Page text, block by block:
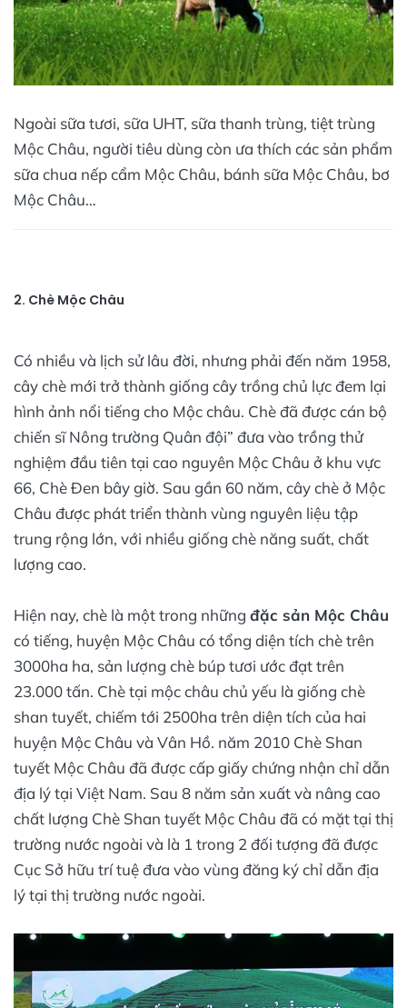
Ngoài sữa tươi, sữa UHT, sữa thanh trùng, tiệt trùng
Mộc Châu, người tiêu dùng còn ưa thích các sản phẩm
sữa chua nếp cẩm Mộc Châu, bánh sữa Mộc Châu, bơ
Mộc Châu…
2. Chè Mộc Châu
Có nhiều và lịch sử lâu đời, nhưng phải đến năm 1958,
cây chè mới trở thành giống cây trồng chủ lực đem lại
hình ảnh nổi tiếng cho Mộc châu. Chè đã được cán bộ
chiến sĩ Nông trường Quân đội” đưa vào trồng thử
nghiệm đầu tiên tại cao nguyên Mộc Châu ở khu vực
66, Chè Đen bây giờ. Sau gần 60 năm, cây chè ở Mộc
Châu được phát triển thành vùng nguyên liệu tập
trung rộng lớn, với nhiều giống chè năng suất, chất
lượng cao.
Hiện nay, chè là một trong những đặc sản Mộc Châu
có tiếng, huyện Mộc Châu có tổng diện tích chè trên
3000ha ha, sản lượng chè búp tươi ước đạt trên
23.000 tấn. Chè tại mộc châu chủ yếu là giống chè
shan tuyết, chiếm tới 2500ha trên diện tích của hai
huyện Mộc Châu và Vân Hồ. năm 2010 Chè Shan
tuyết Mộc Châu đã được cấp giấy chứng nhận chỉ dẫn
địa lý tại Việt Nam. Sau 8 năm sản xuất và nâng cao
chất lượng Chè Shan tuyết Mộc Châu đã có mặt tại thị
trường nước ngoài và là 1 trong 2 đối tượng đã được
Cục Sở hữu trí tuệ đưa vào vùng đăng ký chỉ dẫn địa
lý tại thị trường nước ngoài.